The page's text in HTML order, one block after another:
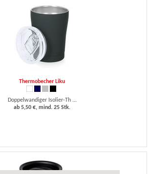
Thermobecher Liku
Doppelwandiger Isolier-Th ...
ab 5,50 €, mind. 25 Stk.